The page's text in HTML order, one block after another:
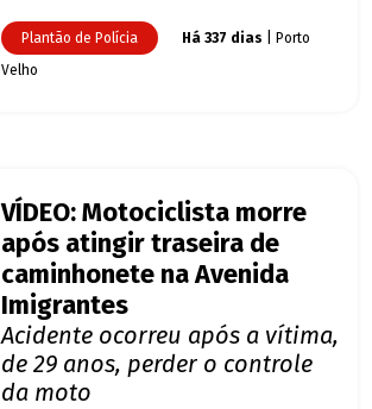
Plantão de Polícia Há 337 dias | Porto
Velho
VÍDEO: Motociclista morre
após atingir traseira de
caminhonete na Avenida
Imigrantes
Acidente ocorreu após a vítima,
de 29 anos, perder o controle
da moto